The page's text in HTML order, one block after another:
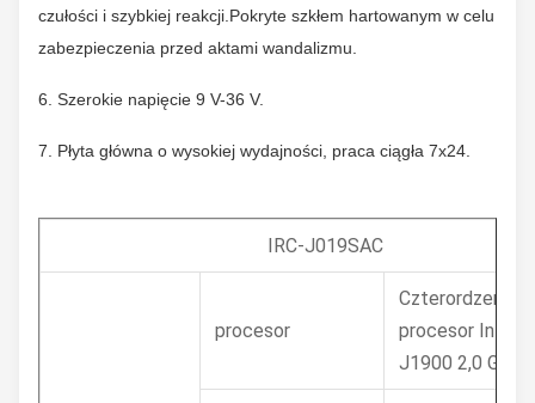
czułości i szybkiej reakcji.Pokryte szkłem hartowanym w celu
zabezpieczenia przed aktami wandalizmu.
6. Szerokie napięcie 9 V-36 V.
7. Płyta główna o wysokiej wydajności, praca ciągła 7x24.
IRC-J019SAC
procesor
procesor Intel
J1900 2,0 GHz